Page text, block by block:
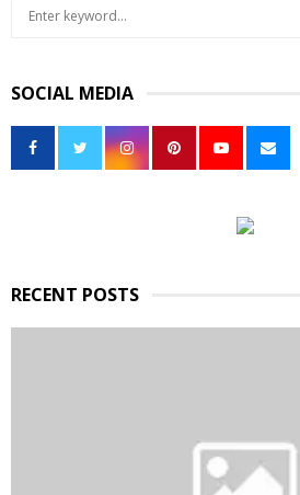
c
h
o
SOCIAL MEDIA
RECENT POSTS